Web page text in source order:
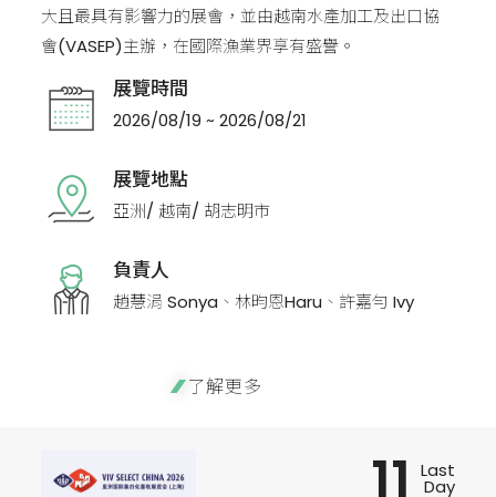
大且最具有影響力的展會，並由越南水產加工及出口協
會(VASEP)主辦，在國際漁業界享有盛譽。
展覽時間
2026/08/19 ~ 2026/08/21
展覽地點
亞洲/ 越南/ 胡志明市
負責人
趙慧涓 Sonya、林昀恩Haru、許嘉勻 Ivy
了解更多
Last
Day